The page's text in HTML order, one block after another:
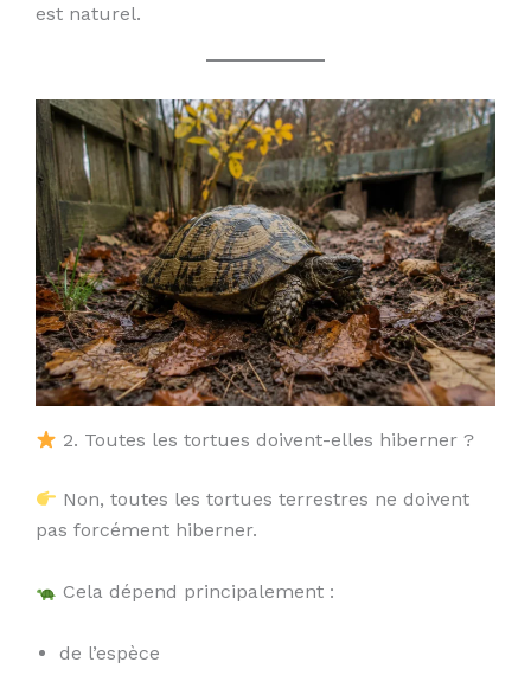
est naturel.
2. Toutes les tortues doivent-elles hiberner ?
Non, toutes les tortues terrestres ne doivent
pas forcément hiberner.
Cela dépend principalement :
de l’espèce